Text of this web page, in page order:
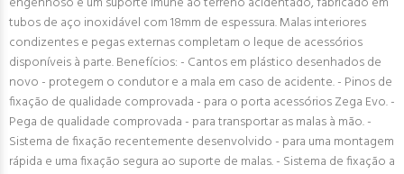
tubos de aço inoxidável com 18mm de espessura. Malas interiores
condizentes e pegas externas completam o leque de acessórios
disponíveis à parte. Benefícios: - Cantos em plástico desenhados de
novo - protegem o condutor e a mala em caso de acidente. - Pinos de
fixação de qualidade comprovada - para o porta acessórios Zega Evo. -
Pega de qualidade comprovada - para transportar as malas à mão. -
Sistema de fixação recentemente desenvolvido - para uma montagem
rápida e uma fixação segura ao suporte de malas. - Sistema de fixação a